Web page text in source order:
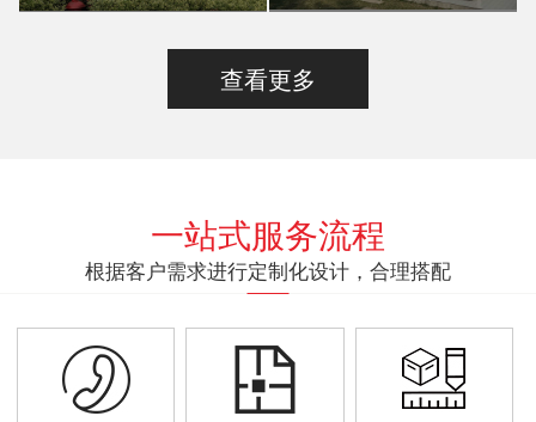
查看更多
一站式服务流程
根据客户需求进行定制化设计，合理搭配